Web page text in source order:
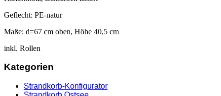
Geflecht: PE-natur
Maße: d=67 cm oben, Höhe 40,5 cm
inkl. Rollen
Kategorien
Strandkorb-Konfigurator